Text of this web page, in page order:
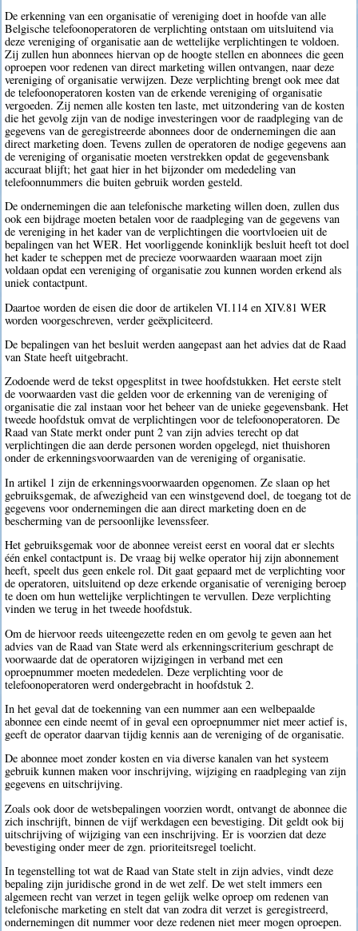
De erkenning van een organisatie of vereniging doet in hoofde van alle
Belgische telefoonoperatoren de verplichting ontstaan om uitsluitend via
deze vereniging of organisatie aan de wettelijke verplichtingen te voldoen.
Zij zullen hun abonnees hiervan op de hoogte stellen en abonnees die geen
oproepen voor redenen van direct marketing willen ontvangen, naar deze
vereniging of organisatie verwijzen. Deze verplichting brengt ook mee dat
de telefoonoperatoren kosten van de erkende vereniging of organisatie
vergoeden. Zij nemen alle kosten ten laste, met uitzondering van de kosten
die het gevolg zijn van de nodige investeringen voor de raadpleging van de
gegevens van de geregistreerde abonnees door de ondernemingen die aan
direct marketing doen. Tevens zullen de operatoren de nodige gegevens aan
de vereniging of organisatie moeten verstrekken opdat de gegevensbank
accuraat blijft; het gaat hier in het bijzonder om mededeling van
telefoonnummers die buiten gebruik worden gesteld.
De ondernemingen die aan telefonische marketing willen doen, zullen dus
ook een bijdrage moeten betalen voor de raadpleging van de gegevens van
de vereniging in het kader van de verplichtingen die voortvloeien uit de
bepalingen van het WER. Het voorliggende koninklijk besluit heeft tot doel
het kader te scheppen met de precieze voorwaarden waaraan moet zijn
voldaan opdat een vereniging of organisatie zou kunnen worden erkend als
uniek contactpunt.
Daartoe worden de eisen die door de artikelen VI.114 en XIV.81 WER
worden voorgeschreven, verder geëxpliciteerd.
De bepalingen van het besluit werden aangepast aan het advies dat de Raad
van State heeft uitgebracht.
Zodoende werd de tekst opgesplitst in twee hoofdstukken. Het eerste stelt
de voorwaarden vast die gelden voor de erkenning van de vereniging of
organisatie die zal instaan voor het beheer van de unieke gegevensbank. Het
tweede hoofdstuk omvat de verplichtingen voor de telefoonoperatoren. De
Raad van State merkt onder punt 2 van zijn advies terecht op dat
verplichtingen die aan derde personen worden opgelegd, niet thuishoren
onder de erkenningsvoorwaarden van de vereniging of organisatie.
In artikel 1 zijn de erkenningsvoorwaarden opgenomen. Ze slaan op het
gebruiksgemak, de afwezigheid van een winstgevend doel, de toegang tot de
gegevens voor ondernemingen die aan direct marketing doen en de
bescherming van de persoonlijke levenssfeer.
Het gebruiksgemak voor de abonnee vereist eerst en vooral dat er slechts
één enkel contactpunt is. De vraag bij welke operator hij zijn abonnement
heeft, speelt dus geen enkele rol. Dit gaat gepaard met de verplichting voor
de operatoren, uitsluitend op deze erkende organisatie of vereniging beroep
te doen om hun wettelijke verplichtingen te vervullen. Deze verplichting
vinden we terug in het tweede hoofdstuk.
Om de hiervoor reeds uiteengezette reden en om gevolg te geven aan het
advies van de Raad van State werd als erkenningscriterium geschrapt de
voorwaarde dat de operatoren wijzigingen in verband met een
oproepnummer moeten mededelen. Deze verplichting voor de
telefoonoperatoren werd ondergebracht in hoofdstuk 2.
In het geval dat de toekenning van een nummer aan een welbepaalde
abonnee een einde neemt of in geval een oproepnummer niet meer actief is,
geeft de operator daarvan tijdig kennis aan de vereniging of de organisatie.
De abonnee moet zonder kosten en via diverse kanalen van het systeem
gebruik kunnen maken voor inschrijving, wijziging en raadpleging van zijn
gegevens en uitschrijving.
Zoals ook door de wetsbepalingen voorzien wordt, ontvangt de abonnee die
zich inschrijft, binnen de vijf werkdagen een bevestiging. Dit geldt ook bij
uitschrijving of wijziging van een inschrijving. Er is voorzien dat deze
bevestiging onder meer de zgn. prioriteitsregel toelicht.
In tegenstelling tot wat de Raad van State stelt in zijn advies, vindt deze
bepaling zijn juridische grond in de wet zelf. De wet stelt immers een
algemeen recht van verzet in tegen gelijk welke oproep om redenen van
telefonische marketing en stelt dat van zodra dit verzet is geregistreerd,
ondernemingen dit nummer voor deze redenen niet meer mogen oproepen.